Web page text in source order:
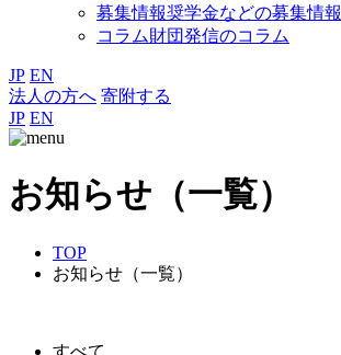
募集情報奨学金などの募集情報
コラム財団発信のコラム
JP EN
法人の方へ 寄附する
JP EN
お知らせ（一覧）
TOP
お知らせ（一覧）
すべて